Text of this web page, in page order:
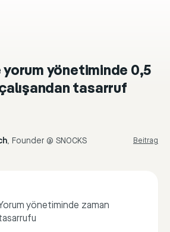
yönetiminde 0,5
tasarruf
, Founder @ SNOCKS Beitrag
yönetiminde zaman